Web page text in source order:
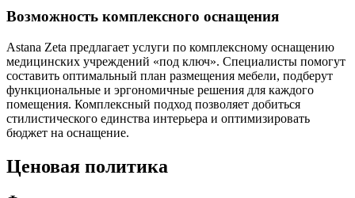
Возможность комплексного оснащения
Astana Zeta предлагает услуги по комплексному оснащению
медицинских учреждений «под ключ». Специалисты помогут
составить оптимальный план размещения мебели, подберут
функциональные и эргономичные решения для каждого
помещения. Комплексный подход позволяет добиться
стилистического единства интерьера и оптимизировать
бюджет на оснащение.
Ценовая политика